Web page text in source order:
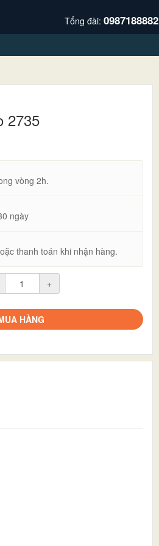
Tổng đài: 0987188882
2735
vòng 2h.
ngày
thanh toán khi nhận hàng.
+
HÀNG